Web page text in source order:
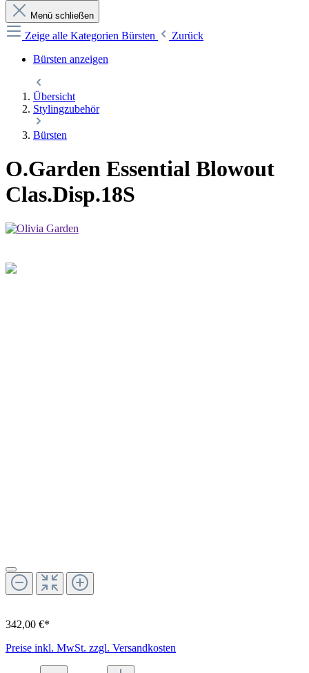
Menü schließen
Zeige alle Kategorien Bürsten
Zurück
Bürsten anzeigen
Übersicht
Stylingzubehör
Bürsten
O.Garden Essential Blowout
Clas.Disp.18S
342,00 €*
Preise inkl. MwSt. zzgl. Versandkosten